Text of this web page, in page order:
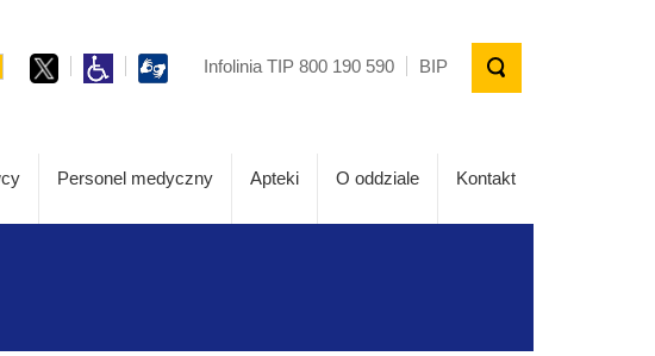
Infolinia TIP 800 190 590 BIP
Personel medyczny Apteki O oddziale Kontakt